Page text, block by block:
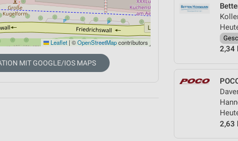
2,34
2,63
Leaflet | ©OpenStreetMapcontributors
MIT GOOGLE/IOS MAPS